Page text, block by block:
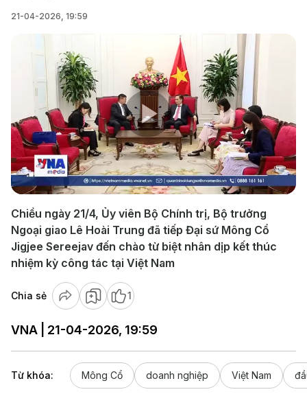
21-04-2026, 19:59
Play
Video
Chiều ngày 21/4, Ủy viên Bộ Chính trị, Bộ trưởng
Ngoại giao Lê Hoài Trung đã tiếp Đại sứ Mông Cổ
Jigjee Sereejav đến chào từ biệt nhân dịp kết thúc
nhiệm kỳ công tác tại Việt Nam
Chia sẻ 1
VNA | 21-04-2026, 19:59
Từ khóa: Mông Cổ doanh nghiệp Việt Nam